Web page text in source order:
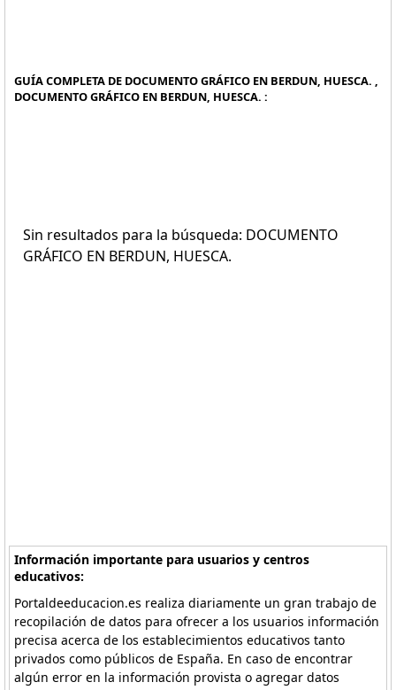
GUÍA COMPLETA DE DOCUMENTO GRÁFICO EN BERDUN, HUESCA. ,
DOCUMENTO GRÁFICO EN BERDUN, HUESCA. :
Sin resultados para la búsqueda: DOCUMENTO
GRÁFICO EN BERDUN, HUESCA.
Información importante para usuarios y centros
educativos:
Portaldeeducacion.es realiza diariamente un gran trabajo de
recopilación de datos para ofrecer a los usuarios información
precisa acerca de los establecimientos educativos tanto
privados como públicos de España. En caso de encontrar
algún error en la información provista o agregar datos